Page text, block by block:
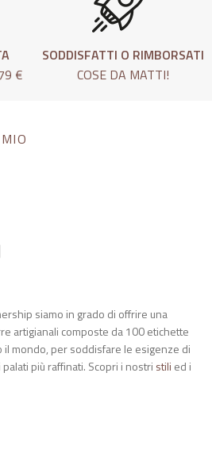
€
SODDISFATTI O RIMBORSATI
COSE DA MATTI!
siamo in grado di offrire una
artigianali composte da 100 etichette
mondo, per soddisfare le esigenze di
più raffinati. Scopri i nostri stili ed i